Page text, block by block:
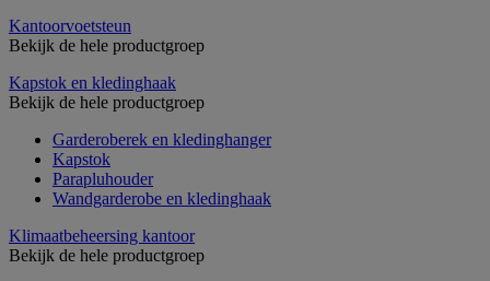
Kantoorvoetsteun
Bekijk de hele productgroep
Kapstok en kledinghaak
Bekijk de hele productgroep
Garderoberek en kledinghanger
Kapstok
Parapluhouder
Wandgarderobe en kledinghaak
Klimaatbeheersing kantoor
Bekijk de hele productgroep